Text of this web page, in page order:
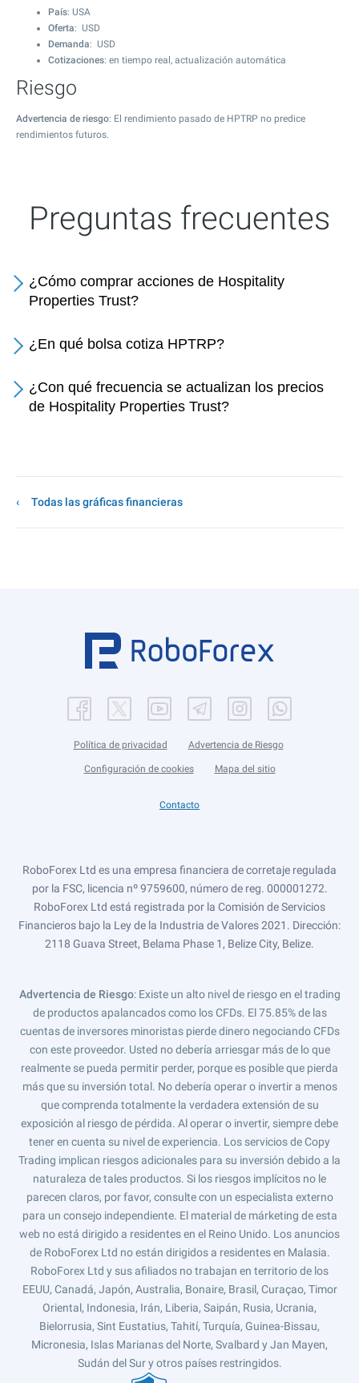
País: USA
Oferta: USD
Demanda: USD
Cotizaciones: en tiempo real, actualización automática
Riesgo
Advertencia de riesgo: El rendimiento pasado de HPTRP no predice
rendimientos futuros.
Preguntas frecuentes
¿Cómo comprar acciones de Hospitality
Properties Trust?
¿En qué bolsa cotiza HPTRP?
¿Con qué frecuencia se actualizan los precios
de Hospitality Properties Trust?
Todas las gráficas financieras
Política de privacidad Advertencia de Riesgo
Configuración de cookies Mapa del sitio
Contacto
RoboForex Ltd es una empresa financiera de corretaje regulada
por la FSC, licencia nº 9759600, número de reg. 000001272.
RoboForex Ltd está registrada por la Comisión de Servicios
Financieros bajo la Ley de la Industria de Valores 2021. Dirección:
2118 Guava Street, Belama Phase 1, Belize City, Belize.
Advertencia de Riesgo: Existe un alto nivel de riesgo en el trading
de productos apalancados como los CFDs. El 75.85% de las
cuentas de inversores minoristas pierde dinero negociando CFDs
con este proveedor. Usted no debería arriesgar más de lo que
realmente se pueda permitir perder, porque es posible que pierda
más que su inversión total. No debería operar o invertir a menos
que comprenda totalmente la verdadera extensión de su
exposición al riesgo de pérdida. Al operar o invertir, siempre debe
tener en cuenta su nivel de experiencia. Los servicios de Copy
Trading implican riesgos adicionales para su inversión debido a la
naturaleza de tales productos. Si los riesgos implícitos no le
parecen claros, por favor, consulte con un especialista externo
para un consejo independiente. El material de márketing de esta
web no está dirigido a residentes en el Reino Unido. Los anuncios
de RoboForex Ltd no están dirigidos a residentes en Malasia.
RoboForex Ltd y sus afiliados no trabajan en territorio de los
EEUU, Canadá, Japón, Australia, Bonaire, Brasil, Curaçao, Timor
Oriental, Indonesia, Irán, Liberia, Saipán, Rusia, Ucrania,
Bielorrusia, Sint Eustatius, Tahití, Turquía, Guinea-Bissau,
Micronesia, Islas Marianas del Norte, Svalbard y Jan Mayen,
Sudán del Sur y otros países restringidos.